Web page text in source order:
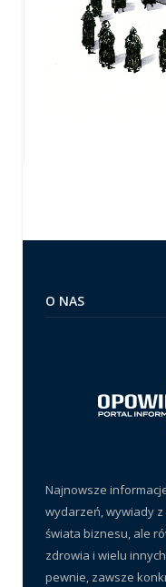
O NAS
Najnowsze
wydarzeń, wywiady
świata biznesu, ale
zdrowia i wielu
pewnie, zawsze